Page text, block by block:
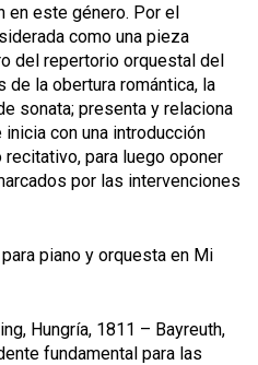
en este género. Por el
como una pieza
del repertorio orquestal del
de la obertura romántica, la
sonata; presenta y relaciona
con una introducción
para luego oponer
por las intervenciones
piano y orquesta en Mi
Hungría, 1811 – Bayreuth,
fundamental para las